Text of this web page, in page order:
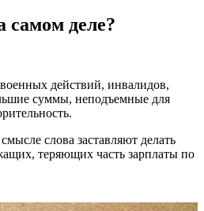
самом деле?
действий, инвалидов,
суммы, неподъемные для
слова заставляют делать
теряющих часть зарплаты по